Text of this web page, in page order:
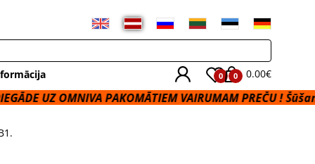
0 0 0.00€
OMNIVA PAKOMĀTIEM VAIRUMAM PREČU ! Šūšanas